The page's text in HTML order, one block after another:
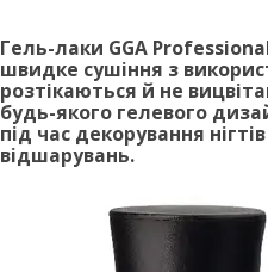
Гель-лаки GGA
швидке сушіння з
розтікаються й не
будь-якого гелевого
під час декорування
відшарувань.